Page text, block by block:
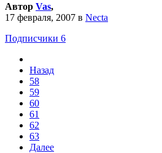
Автор Vas,
17 февраля, 2007 в Necta
Подписчики 6
Назад
58
59
60
61
62
63
Далее